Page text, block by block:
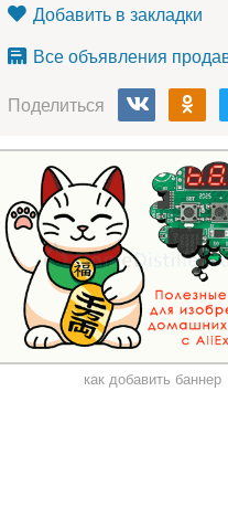
Добавить в закладки
Все объявления
Поделиться
как добавить баннер